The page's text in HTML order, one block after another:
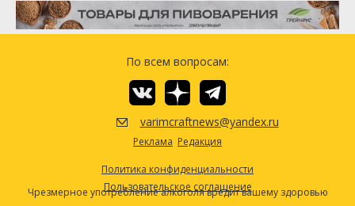
По всем вопросам:
varimcraftnews@yandex.ru
Реклама Редакция
Политика конфиденциальности
Пользовательское соглашение
Чрезмерное употребление алкоголя вредит вашему здоровью